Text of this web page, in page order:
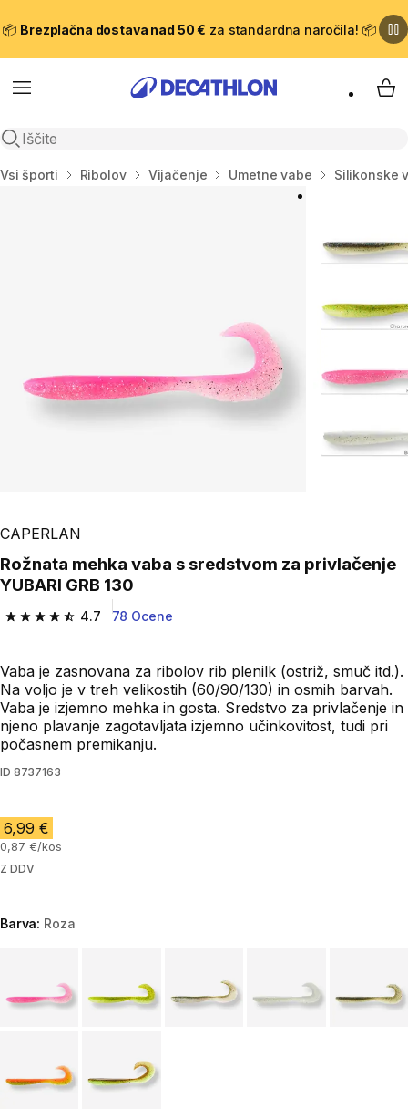
📦 Brezplačna dostava nad 50 € za standardna naročila! 📦
Meni
Odpri iskanje
Domov
Vsi športi Ribolov Vijačenje Umetne vabe Silikonske
Play Video
CAPERLAN
Rožnata mehka vaba s sredstvom za privlačenje
YUBARI GRB 130
4.7
4.7 od 5 zvezdic from 78 ocene
78 Ocene
Vaba je zasnovana za ribolov rib plenilk (ostriž, smuč itd.).
Na voljo je v treh velikostih (60/90/130) in osmih barvah.
Vaba je izjemno mehka in gosta. Sredstvo za privlačenje in
njeno plavanje zagotavljata izjemno učinkovitost, tudi pri
počasnem premikanju.
ID 8737163
6,99 €
0,87 €/kos
Z DDV
Barva: Roza